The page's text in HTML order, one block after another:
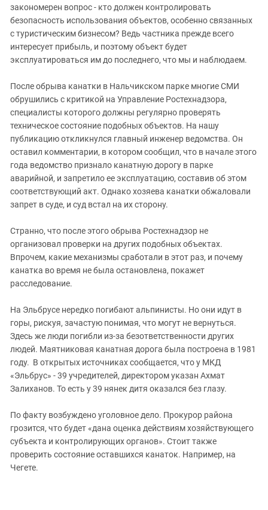
закономерен вопрос - кто должен контролировать
безопасность использования объектов, особенно связанных
с туристическим бизнесом? Ведь частника прежде всего
интересует прибыль, и поэтому объект будет
эксплуатироваться им до последнего, что мы и наблюдаем.
После обрыва канатки в Нальчикском парке многие СМИ
обрушились с критикой на Управление Ростехнадзора,
специалисты которого должны регулярно проверять
техническое состояние подобных объектов. На нашу
публикацию откликнулся главный инженер ведомства. Он
оставил комментарии, в котором сообщил, что в начале этого
года ведомство признало канатную дорогу в парке
аварийной, и запретило ее эксплуатацию, составив об этом
соответствующий акт. Однако хозяева канатки обжаловали
запрет в суде, и суд встал на их сторону.
Странно, что после этого обрыва Ростехнадзор не
организовал проверки на других подобных объектах.
Впрочем, какие механизмы сработали в этот раз, и почему
канатка во время не была остановлена, покажет
расследование.
На Эльбрусе нередко погибают альпинисты. Но они идут в
горы, рискуя, зачастую понимая, что могут не вернуться.
Здесь же люди погибли из-за безответственности других
людей. Маятниковая канатная дорога была построена в 1981
году. В открытых источниках сообщается, что у МКД
«Эльбрус» - 39 учредителей, директором указан Ахмат
Залиханов. То есть у 39 нянек дитя оказался без глазу.
По факту возбуждено уголовное дело. Прокурор района
грозится, что будет «дана оценка действиям хозяйствующего
субъекта и контролирующих органов». Стоит также
проверить состояние оставшихся канаток. Например, на
Чегете.